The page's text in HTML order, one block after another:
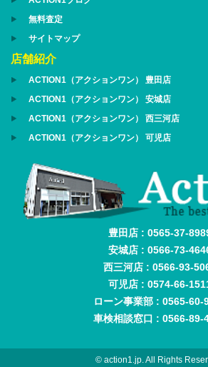
無料査定
サイトマップ
店舗紹介
ACTION1（アクションワン） 豊田店
ACTION1（アクションワン） 安城店
ACTION1（アクションワン） 西三河店
ACTION1（アクションワン） 可児店
豊田店 : 0565-37-
安城店 : 0566-73-
西三河店 : 0566-93-
可児店 : 0574-66-
ローン事業部 : 0565-60-
車検相談窓口 : 0566-89-
© action1.jp. All Rights